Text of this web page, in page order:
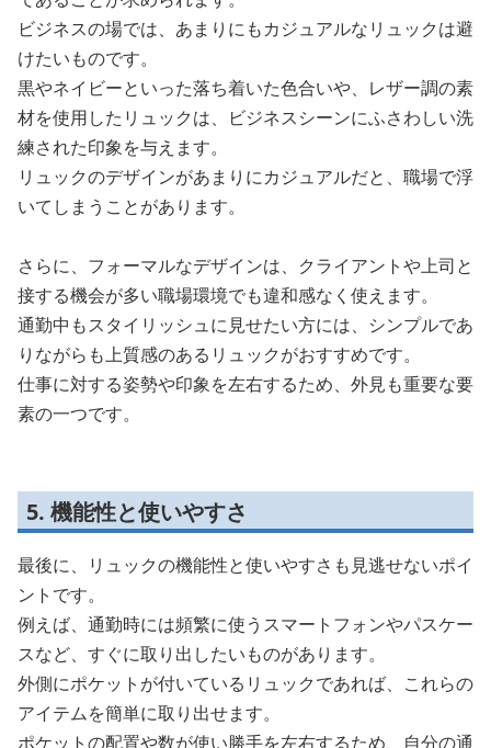
ビジネスの場では、あまりにもカジュアルなリュックは避
けたいものです。
黒やネイビーといった落ち着いた色合いや、レザー調の素
材を使用したリュックは、ビジネスシーンにふさわしい洗
練された印象を与えます。
リュックのデザインがあまりにカジュアルだと、職場で浮
いてしまうことがあります。
さらに、フォーマルなデザインは、クライアントや上司と
接する機会が多い職場環境でも違和感なく使えます。
通勤中もスタイリッシュに見せたい方には、シンプルであ
りながらも上質感のあるリュックがおすすめです。
仕事に対する姿勢や印象を左右するため、外見も重要な要
素の一つです。
5. 機能性と使いやすさ
最後に、リュックの機能性と使いやすさも見逃せないポイ
ントです。
例えば、通勤時には頻繁に使うスマートフォンやパスケー
スなど、すぐに取り出したいものがあります。
外側にポケットが付いているリュックであれば、これらの
アイテムを簡単に取り出せます。
ポケットの配置や数が使い勝手を左右するため、自分の通